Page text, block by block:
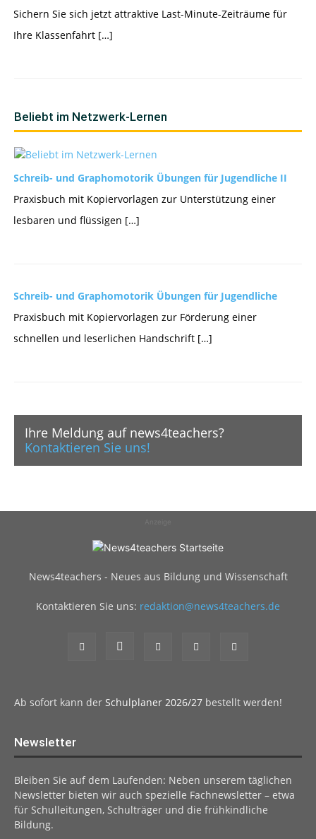
Sichern Sie sich jetzt attraktive Last-Minute-Zeiträume für
Ihre Klassenfahrt […]
Beliebt im Netzwerk-Lernen
Schreib- und Graphomotorik Übungen für Jugendliche II
Praxisbuch mit Kopiervorlagen zur Unterstützung einer
lesbaren und flüssigen […]
Schreib- und Graphomotorik Übungen für Jugendliche
Praxisbuch mit Kopiervorlagen zur Förderung einer
schnellen und leserlichen Handschrift […]
Ihre Meldung auf news4teachers?
Kontaktieren Sie uns!
News4teachers - Neues aus Bildung und Wissenschaft
Kontaktieren Sie uns: redaktion@news4teachers.de
Ab sofort kann der Schulplaner 2026/27 bestellt werden!
Newsletter
Bleiben Sie auf dem Laufenden: Neben unserem täglichen
Newsletter bieten wir auch spezielle Fachnewsletter – etwa
für Schulleitungen, Schulträger und die frühkindliche
Bildung.